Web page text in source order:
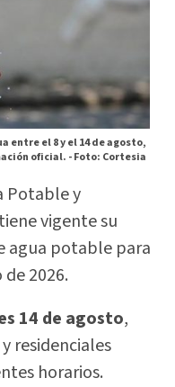
entre el 8 y el 14 de agosto,
oficial. -Foto: Cortesia
Potable y
vigente su
agua potable para
2026.
14 de agosto,
residenciales
horarios.